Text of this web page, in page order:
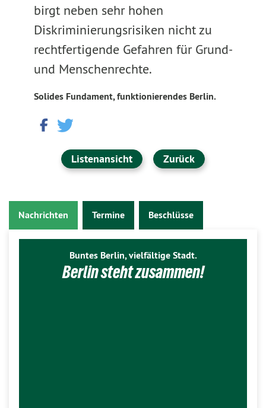
birgt neben sehr hohen
Diskriminierungsrisiken nicht zu
rechtfertigende Gefahren für Grund-
und Menschenrechte.
Solides Fundament, funktionierendes Berlin.
Listenansicht Zurück
Nachrichten Termine Beschlüsse
Buntes Berlin, vielfältige Stadt.
Berlin steht zusammen!